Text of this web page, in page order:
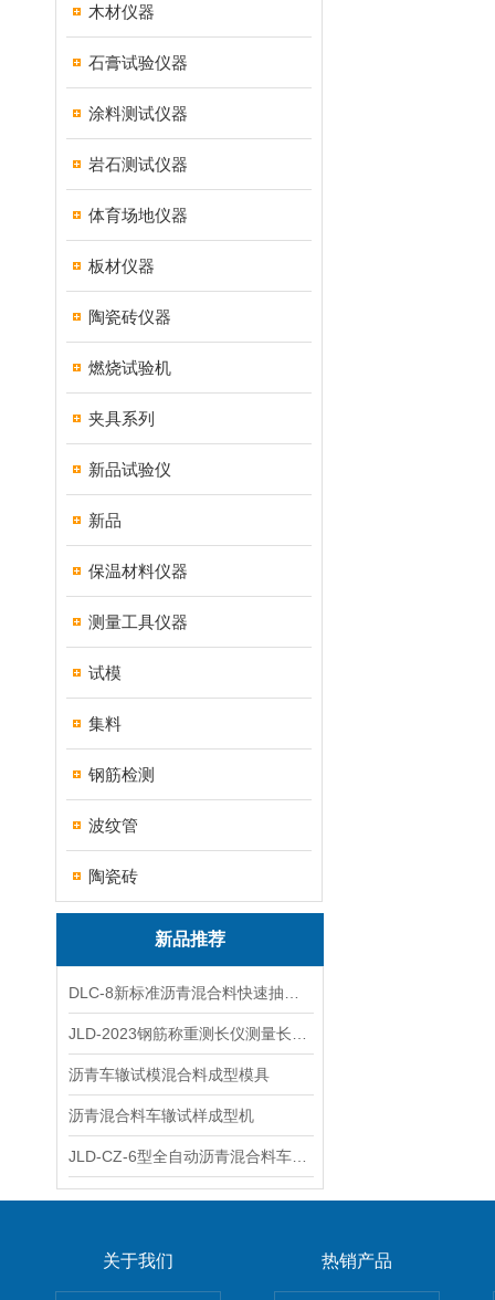
木材仪器
石膏试验仪器
涂料测试仪器
岩石测试仪器
体育场地仪器
板材仪器
陶瓷砖仪器
燃烧试验机
夹具系列
新品试验仪
新品
保温材料仪器
测量工具仪器
试模
集料
钢筋检测
波纹管
陶瓷砖
新品推荐
沥青车辙试模混合料成型模具
沥青混合料车辙试样成型机
关于我们 热销产品